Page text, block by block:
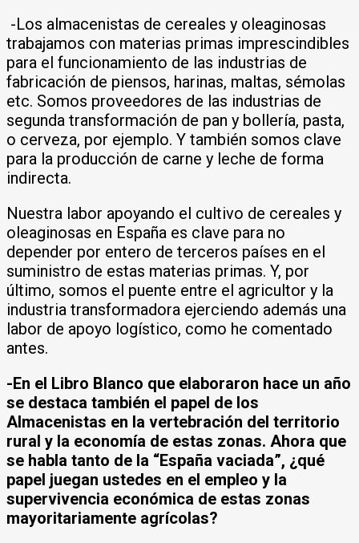
-Los almacenistas de cereales y oleaginosas
trabajamos con materias primas imprescindibles
para el funcionamiento de las industrias de
fabricación de piensos, harinas, maltas, sémolas
etc. Somos proveedores de las industrias de
segunda transformación de pan y bollería, pasta,
o cerveza, por ejemplo. Y también somos clave
para la producción de carne y leche de forma
indirecta.
Nuestra labor apoyando el cultivo de cereales y
oleaginosas en España es clave para no
depender por entero de terceros países en el
suministro de estas materias primas. Y, por
último, somos el puente entre el agricultor y la
industria transformadora ejerciendo además una
labor de apoyo logístico, como he comentado
antes.
-En el Libro Blanco que elaboraron hace un año
se destaca también el papel de los
Almacenistas en la vertebración del territorio
rural y la economía de estas zonas. Ahora que
se habla tanto de la “España vaciada”, ¿qué
papel juegan ustedes en el empleo y la
supervivencia económica de estas zonas
mayoritariamente agrícolas?